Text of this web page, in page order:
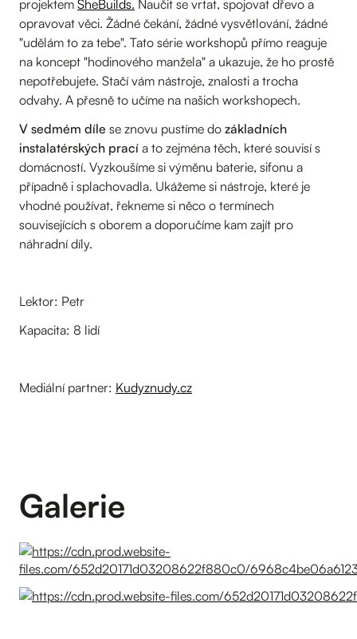
projektem SheBuilds. Naučit se vrtat, spojovat dřevo a
opravovat věci. Žádné čekání, žádné vysvětlování, žádné
"udělám to za tebe". Tato série workshopů přímo reaguje
na koncept "hodinového manžela" a ukazuje, že ho prostě
nepotřebujete. Stačí vám nástroje, znalosti a trocha
odvahy. A přesně to učíme na našich workshopech.
V sedmém díle se znovu pustíme do základních
instalatérských prací a to zejména těch, které souvisí s
domácností. Vyzkoušíme si výměnu baterie, sifonu a
případně i splachovadla. Ukážeme si nástroje, které je
vhodné používat, řekneme si něco o termínech
souvisejících s oborem a doporučíme kam zajít pro
náhradní díly.
Lektor: Petr
Kapacita: 8 lidí
Mediální partner: Kudyznudy.cz
Galerie